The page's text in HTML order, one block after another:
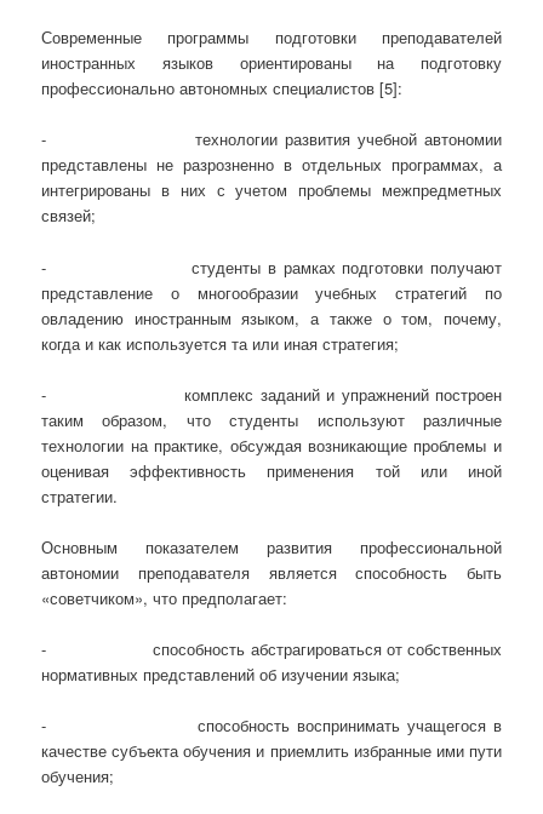
Современные программы подготовки преподавателей
иностранных языков ориентированы на подготовку
профессионально автономных специалистов [5]:
- технологии развития учебной автономии
представлены не разрозненно в отдельных программах, а
интегрированы в них с учетом проблемы межпредметных
связей;
- студенты в рамках подготовки получают
представление о многообразии учебных стратегий по
овладению иностранным языком, а также о том, почему,
когда и как используется та или иная стратегия;
- комплекс заданий и упражнений построен
таким образом, что студенты используют различные
технологии на практике, обсуждая возникающие проблемы и
оценивая эффективность применения той или иной
стратегии.
Основным показателем развития профессиональной
автономии преподавателя является способность быть
«советчиком», что предполагает:
- способность абстрагироваться от собственных
нормативных представлений об изучении языка;
- способность воспринимать учащегося в
качестве субъекта обучения и приемлить избранные ими пути
обучения;